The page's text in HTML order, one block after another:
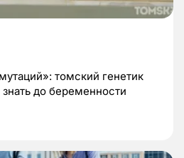
томский генетик
до беременности